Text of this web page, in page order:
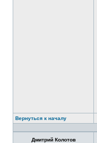
Вернуться к началу
Дмитрий Колотов